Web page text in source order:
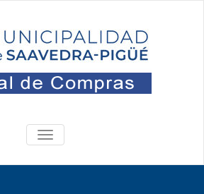
Portal
Oficina de Compras
ALTERNAR
NAVEGACIÓN